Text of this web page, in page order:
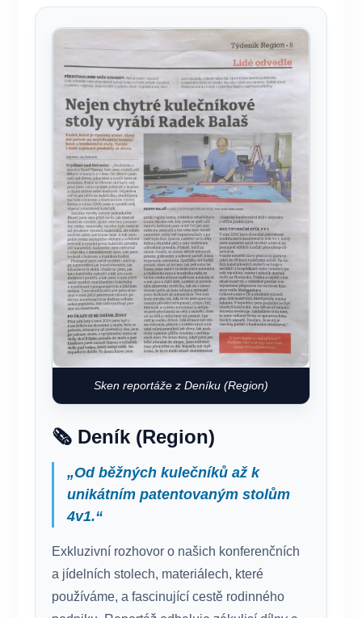
Sken reportáže z Deníku (Region)
🗞️ Deník (Region)
„Od běžných kulečníků až k
unikátním patentovaným stolům
4v1.“
Exkluzivní rozhovor o našich konferenčních
a jídelních stolech, materiálech, které
používáme, a fascinující cestě rodinného